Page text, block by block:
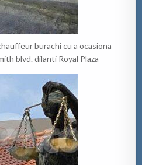
burachi cu a ocasiona
blvd. dilanti Royal Plaza